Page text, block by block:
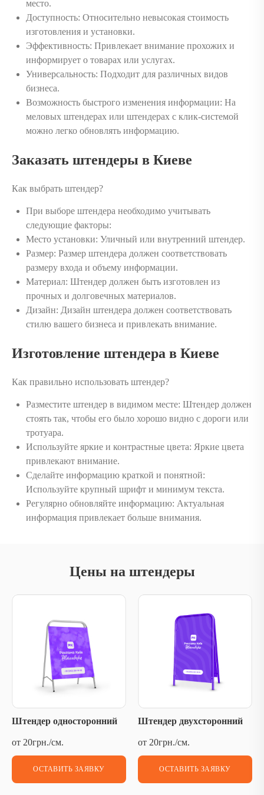
место.
Доступность: Относительно невысокая стоимость
изготовления и установки.
Эффективность: Привлекает внимание прохожих и
информирует о товарах или услугах.
Универсальность: Подходит для различных видов
бизнеса.
Возможность быстрого изменения информации: На
меловых штендерах или штендерах с клик-системой
можно легко обновлять информацию.
Заказать штендеры в Киеве
Как выбрать штендер?
При выборе штендера необходимо учитывать
следующие факторы:
Место установки: Уличный или внутренний штендер.
Размер: Размер штендера должен соответствовать
размеру входа и объему информации.
Материал: Штендер должен быть изготовлен из
прочных и долговечных материалов.
Дизайн: Дизайн штендера должен соответствовать
стилю вашего бизнеса и привлекать внимание.
Изготовление штендера в Киеве
Как правильно использовать штендер?
Разместите штендер в видимом месте: Штендер должен
стоять так, чтобы его было хорошо видно с дороги или
тротуара.
Используйте яркие и контрастные цвета: Яркие цвета
привлекают внимание.
Сделайте информацию краткой и понятной:
Используйте крупный шрифт и минимум текста.
Регулярно обновляйте информацию: Актуальная
информация привлекает больше внимания.
Цены на штендеры
Штендер односторонний
от 20грн./см.
ОСТАВИТЬ ЗАЯВКУ
Штендер двухсторонний
от 20грн./см.
ОСТАВИТЬ ЗАЯВКУ